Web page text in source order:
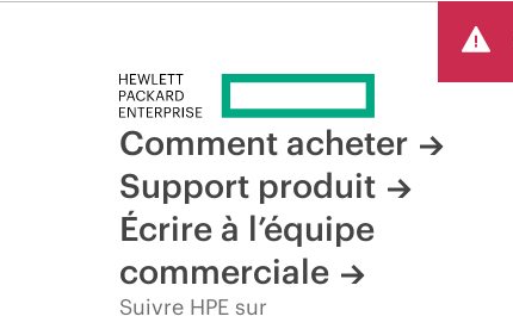
Comment acheter
Support produit
Écrire à l’équipe
commerciale
Suivre HPE sur